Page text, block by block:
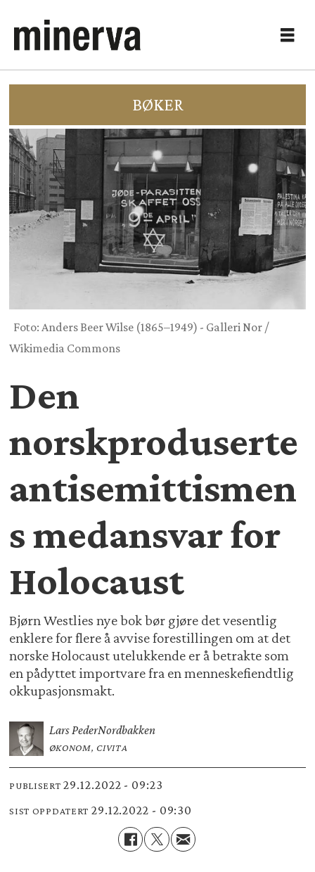
BØKER
Foto: Anders Beer Wilse (1865–1949) - Galleri Nor /
Wikimedia Commons
Den
norskproduserte
antisemittismen
s medansvar for
Holocaust
Bjørn Westlies nye bok bør gjøre det vesentlig
enklere for flere å avvise forestillingen om at det
norske Holocaust utelukkende er å betrakte som
en pådyttet importvare fra en menneskefiendtlig
okkupasjonsmakt.
Lars PederNordbakken
ØKONOM, CIVITA
PUBLISERT 29.12.2022 - 09:23
SIST OPPDATERT 29.12.2022 - 09:30